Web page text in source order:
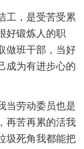
工，是受苦受累
好锻炼人的职
做班干部，当好
成为有进步心的
当劳动委员也是
再苦再累的活我
圾死角我都能把